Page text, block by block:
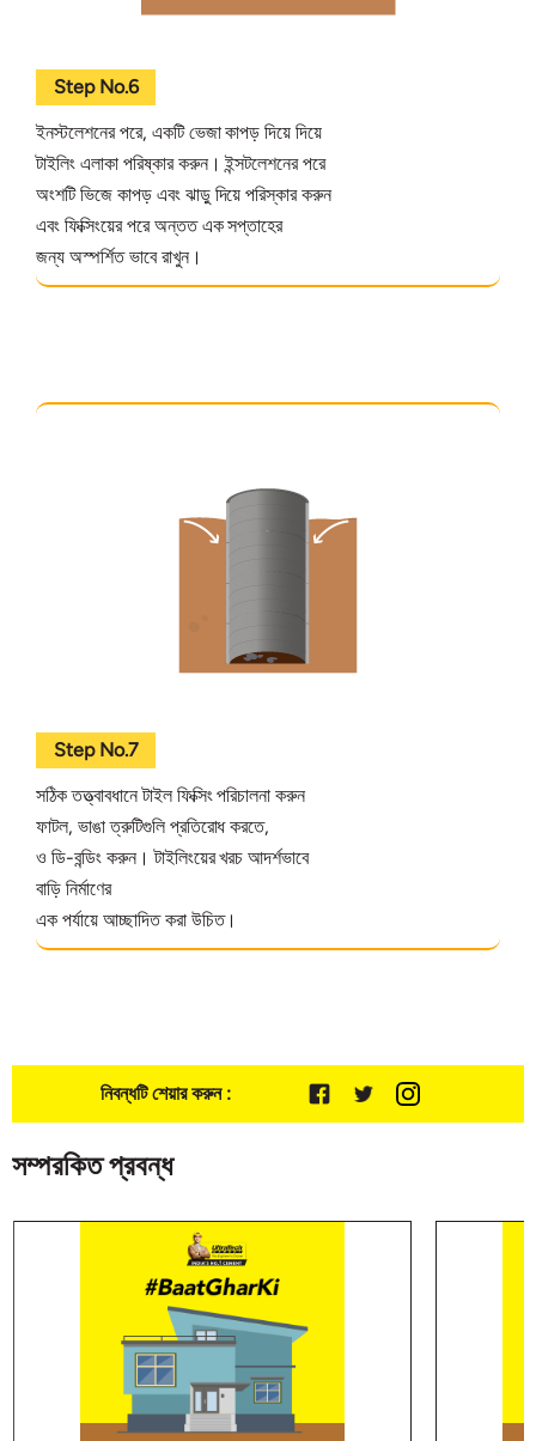
Step No.6
ইনস্টলেশনের পরে, একটি ভেজা কাপড় দিয়ে দিয়ে
টাইলিং এলাকা পরিষ্কার করুন। ইন্সটলেশনের পরে
অংশটি ভিজে কাপড় এবং ঝাড়ু দিয়ে পরিস্কার করুন
এবং ফিক্সিংয়ের পরে অন্তত এক সপ্তাহের
জন্য অস্পর্শিত ভাবে রাখুন।
Step No.7
সঠিক তত্ত্বাবধানে টাইল ফিক্সিং পরিচালনা করুন
ফাটল, ভাঙা ত্রুটিগুলি প্রতিরোধ করতে,
ও ডি-বন্ডিং করুন। টাইলিংয়ের খরচ আদর্শভাবে
বাড়ি নির্মাণের
এক পর্যায়ে আচ্ছাদিত করা উচিত।
নিবন্ধটি শেয়ার করুন :
সম্পরকিত প্রবন্ধ